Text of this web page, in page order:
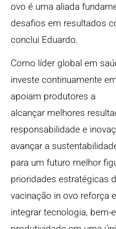
ovo é uma aliada
desafios em resultados
conclui Eduardo.
Como líder global em
investe continuamente
apoiam produtores a
alcançar melhores
responsabilidade e
avançar a
para um futuro melhor
prioridades estratégicas
vacinação in ovo reforça
integrar tecnologia, bem-